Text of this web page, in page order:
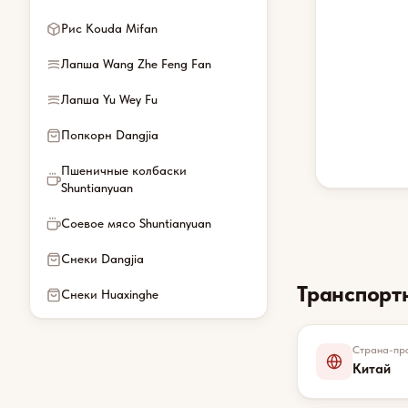
Рис Kouda Mifan
Лапша Wang Zhe Feng Fan
Лапша Yu Wey Fu
Попкорн Dangjia
Пшеничные колбаски
Shuntianyuan
Соевое мясо Shuntianyuan
Снеки Dangjia
Снеки Huaxinghe
Страна-
Китай